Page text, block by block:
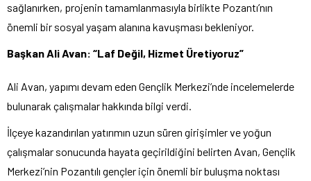
sağlanırken, projenin tamamlanmasıyla birlikte Pozantı’nın
önemli bir sosyal yaşam alanına kavuşması bekleniyor.
Başkan Ali Avan: “Laf Değil, Hizmet Üretiyoruz”
Ali Avan, yapımı devam eden Gençlik Merkezi’nde incelemelerde
bulunarak çalışmalar hakkında bilgi verdi.
İlçeye kazandırılan yatırımın uzun süren girişimler ve yoğun
çalışmalar sonucunda hayata geçirildiğini belirten Avan, Gençlik
Merkezi’nin Pozantılı gençler için önemli bir buluşma noktası